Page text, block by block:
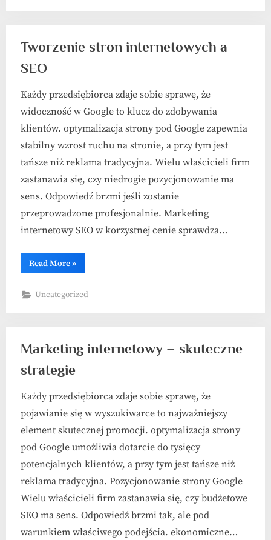
Tworzenie stron internetowych a
SEO
Każdy przedsiębiorca zdaje sobie sprawę, że
widoczność w Google to klucz do zdobywania
klientów. optymalizacja strony pod Google zapewnia
stabilny wzrost ruchu na stronie, a przy tym jest
tańsze niż reklama tradycyjna. Wielu właścicieli firm
zastanawia się, czy niedrogie pozycjonowanie ma
sens. Odpowiedź brzmi jeśli zostanie
przeprowadzone profesjonalnie. Marketing
internetowy SEO w korzystnej cenie sprawdza…
Read More“Tworzenie
stron
SEO”
»
Uncategorized
Marketing internetowy – skuteczne
strategie
Każdy przedsiębiorca zdaje sobie sprawę, że
pojawianie się w wyszukiwarce to najważniejszy
element skutecznej promocji. optymalizacja strony
pod Google umożliwia dotarcie do tysięcy
potencjalnych klientów, a przy tym jest tańsze niż
reklama tradycyjna. Pozycjonowanie strony Google
Wielu właścicieli firm zastanawia się, czy budżetowe
SEO ma sens. Odpowiedź brzmi tak, ale pod
warunkiem właściwego podejścia. ekonomiczne…